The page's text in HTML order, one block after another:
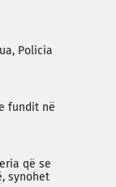
Policia
fundit në
që se
synohet